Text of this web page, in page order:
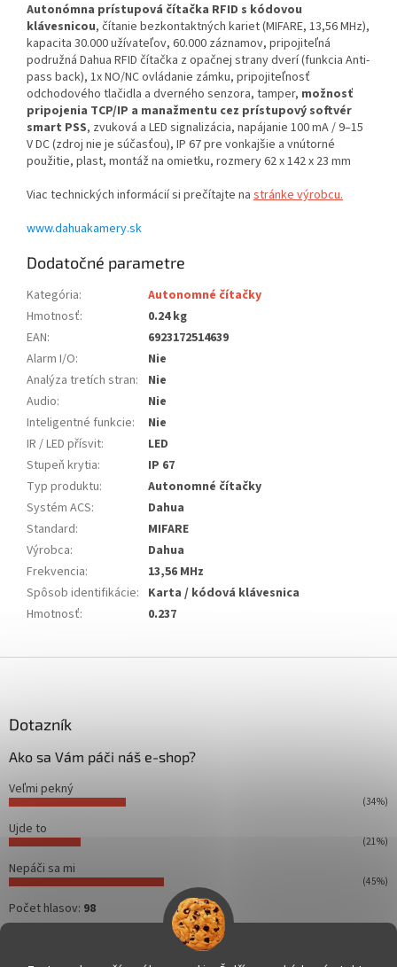
Autonómna prístupová čítačka RFID s kódovou
klávesnicou, čítanie bezkontaktných kariet (MIFARE, 13,56 MHz),
kapacita 30.000 užívateľov, 60.000 záznamov, pripojiteľná
podružná Dahua RFID čítačka z opačnej strany dverí (funkcia Anti-
pass back), 1x NO/NC ovládanie zámku, pripojiteľnosť
odchodového tlačidla a dverného senzora, tamper, možnosť
pripojenia TCP/IP a manažmentu cez prístupový softvér
smart PSS, zvuková a LED signalizácia, napájanie 100 mA / 9–15
V DC (zdroj nie je súčasťou), IP 67 pre vonkajšie a vnútorné
použitie, plast, montáž na omietku, rozmery 62 x 142 x 23 mm
Viac technických informácií si prečítajte na stránke výrobcu.
www.dahuakamery.sk
Dodatočné parametre
Kategória:
Autonomné čítačky
Hmotnosť:
0.24 kg
EAN:
6923172514639
Alarm I/O:
Nie
Analýza tretích stran:
Nie
Audio:
Nie
Inteligentné funkcie:
Nie
IR / LED přísvit:
LED
Stupeň krytia:
IP 67
Typ produktu:
Autonomné čítačky
Systém ACS:
Dahua
Standard:
MIFARE
Výrobca:
Dahua
Frekvencia:
13,56 MHz
Spôsob identifikácie: Karta / kódová klávesnica
Hmotnosť: 0.237
Dotazník
Ako sa Vám páči náš e-shop?
Veľmi pekný
(34%)
Ujde to
(21%)
Nepáči sa mi
(45%)
Počet hlasov: 98